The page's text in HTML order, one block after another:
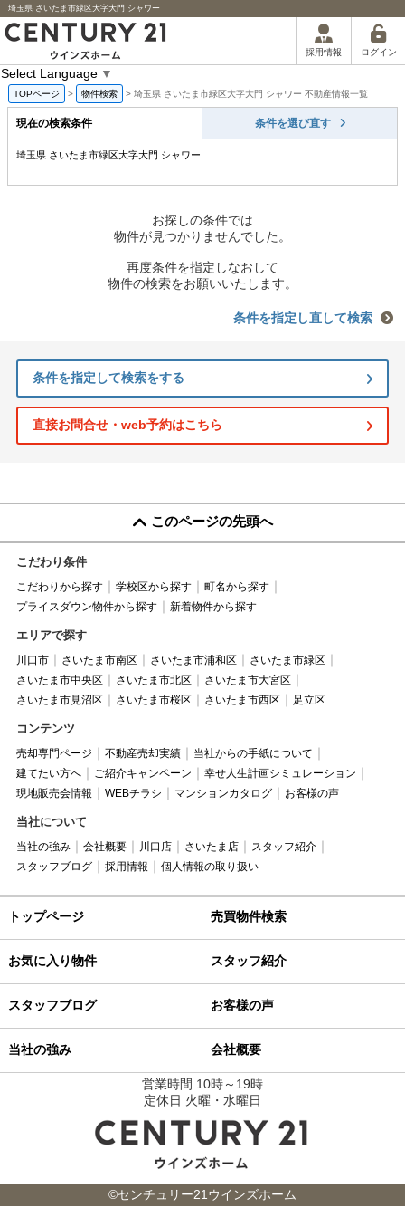
埼玉県 さいたま市緑区大字大門 シャワー
採用情報 ログイン
Select Language ▼
TOPページ > 物件検索 > 埼玉県 さいたま市緑区大字大門 シャワー 不動産情報一覧
現在の検索条件 条件を選び直す
埼玉県 さいたま市緑区大字大門 シャワー
お探しの条件では
物件が見つかりませんでした。
再度条件を指定しなおして
物件の検索をお願いいたします。
条件を指定し直して検索
条件を指定して検索をする
直接お問合せ・web予約はこちら
このページの先頭へ
こだわり条件
こだわりから探す 学校区から探す
町名から探す
プライスダウン物件から探す
新着物件から探す
エリアで探す
川口市 さいたま市南区 さいたま市浦和区
さいたま市緑区
さいたま市中央区
さいたま市北区
さいたま市大宮区
さいたま市見沼区
さいたま市桜区 さいたま市西区 足立区
コンテンツ
売却専門ページ 不動産売却実績
当社からの手紙について
建てたい方へ
ご紹介キャンペーン
幸せ人生計画シミュレーション
現地販売会情報
WEBチラシ マンションカタログ お客様の声
当社について
当社の強み 会社概要 川口店 さいたま店
スタッフ紹介
スタッフブログ
採用情報 個人情報の取り扱い
トップページ 売買物件検索
お気に入り物件 スタッフ紹介
スタッフブログ お客様の声
当社の強み 会社概要
営業時間 10時～19時
定休日 火曜・水曜日
©センチュリー21ウインズホーム